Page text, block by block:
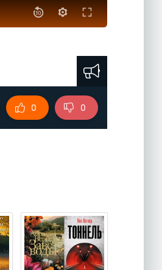
0 0